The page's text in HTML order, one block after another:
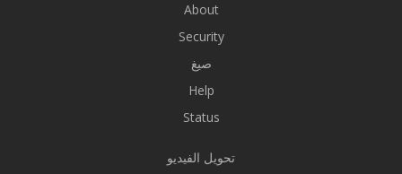
About
Security
صيغ
Help
Status
تحويل الفيديو